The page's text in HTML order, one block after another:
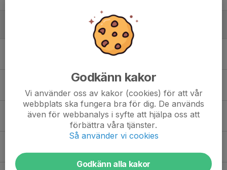
Maja Turnäs
Godkänn kakor
Vi använder oss av kakor (cookies) för att vår
webbplats ska fungera bra för dig. De används
även för webbanalys i syfte att hjälpa oss att
förbättra våra tjänster.
Så använder vi cookies
Godkänn alla kakor